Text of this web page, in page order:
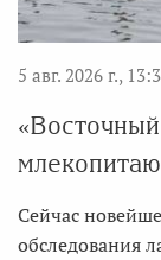
5 авг. 2026 г.,
Сейчас
обследования